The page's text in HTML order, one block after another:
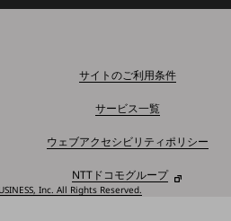
ント情報をご紹介します
チ
サイトのご利用条件
サービス一覧
ウェブアクセシビリティポリシー
NTTドコモグループ
Inc. All Rights Reserved.